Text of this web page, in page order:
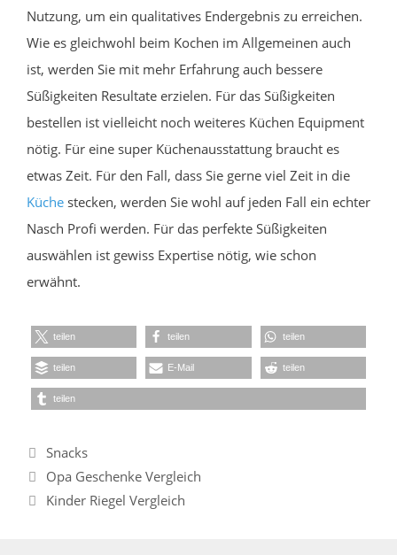
Nutzung, um ein qualitatives Endergebnis zu erreichen.
Wie es gleichwohl beim Kochen im Allgemeinen auch
ist, werden Sie mit mehr Erfahrung auch bessere
Süßigkeiten Resultate erzielen. Für das Süßigkeiten
bestellen ist vielleicht noch weiteres Küchen Equipment
nötig. Für eine super Küchenausstattung braucht es
etwas Zeit. Für den Fall, dass Sie gerne viel Zeit in die
Küche stecken, werden Sie wohl auf jeden Fall ein echter
Nasch Profi werden. Für das perfekte Süßigkeiten
auswählen ist gewiss Expertise nötig, wie schon
erwähnt.
teilen teilen teilen
teilen E-Mail teilen
teilen
Kategorien
Snacks
Opa Geschenke Vergleich
Kinder Riegel Vergleich